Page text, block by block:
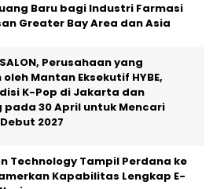
Baru bagi Industri Farmasi
Greater Bay Area dan Asia
SALON, Perusahaan yang
Mantan Eksekutif HYBE,
K-Pop di Jakarta dan
pada 30 April untuk Mencari
2027
Technology Tampil Perdana ke
Kapabilitas Lengkap E-